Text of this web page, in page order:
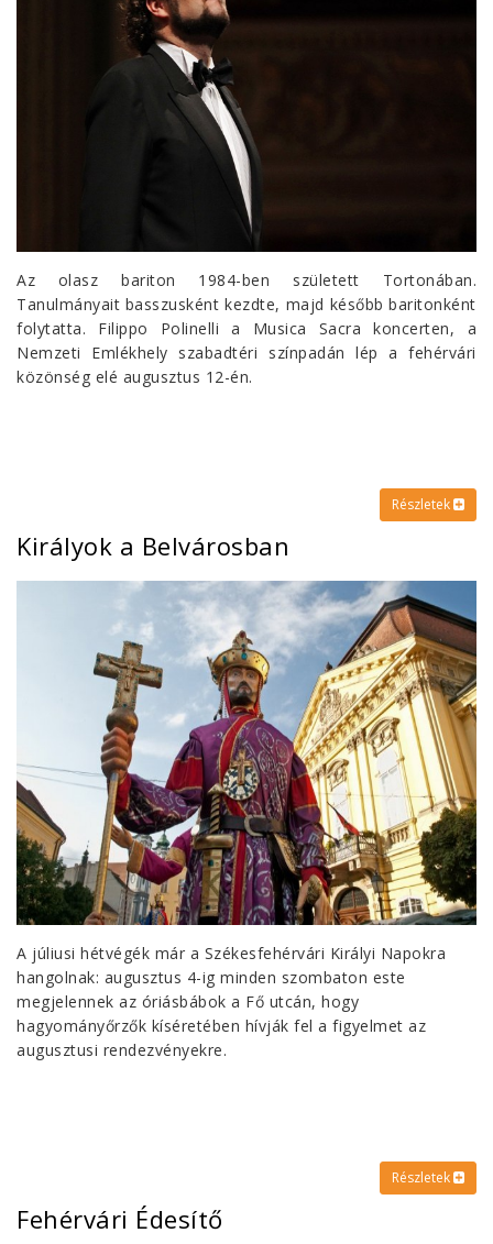
Az olasz bariton 1984-ben született Tortonában.
Tanulmányait basszusként kezdte, majd később baritonként
folytatta. Filippo Polinelli a Musica Sacra koncerten, a
Nemzeti Emlékhely szabadtéri színpadán lép a fehérvári
közönség elé augusztus 12-én.
Részletek
Királyok a Belvárosban
A júliusi hétvégék már a Székesfehérvári Királyi Napokra
hangolnak: augusztus 4-ig minden szombaton este
megjelennek az óriásbábok a Fő utcán, hogy
hagyományőrzők kíséretében hívják fel a figyelmet az
augusztusi rendezvényekre.
Részletek
Fehérvári Édesítő